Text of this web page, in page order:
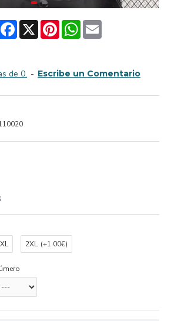
Facebook
X PinterestWhatsApp
Email
de 0. - Escribe un Comentario
XL 2XL (+1.00€)